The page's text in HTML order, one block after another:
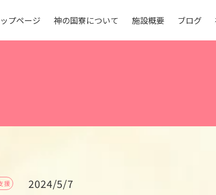
ップページ 神の国寮について 施設概要 ブログ
援 2024/5/7